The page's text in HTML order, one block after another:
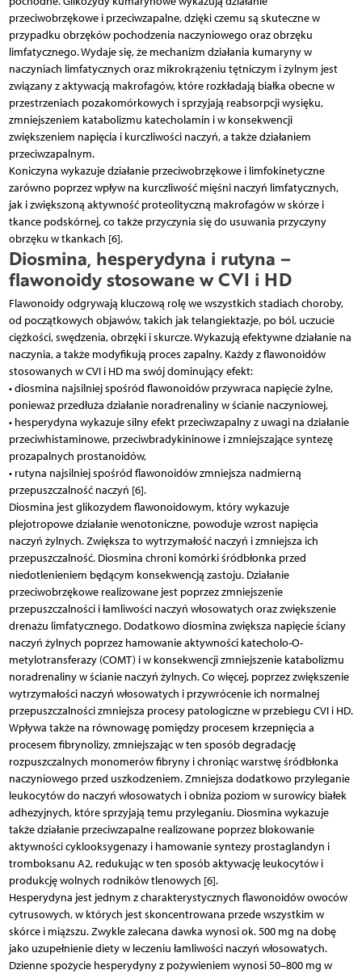
przeciwobrzękowe i przeciwzapalne, dzięki czemu są skuteczne w
przypadku obrzęków pochodzenia naczyniowego oraz obrzęku
limfatycznego. Wydaje się, że mechanizm działania kumaryny w
naczyniach limfatycznych oraz mikrokrążeniu tętniczym i żylnym jest
związany z aktywacją makrofagów, które rozkładają białka obecne w
przestrzeniach pozakomórkowych i sprzyjają reabsorpcji wysięku,
zmniejszeniem katabolizmu katecholamin i w konsekwencji
zwiększeniem napięcia i kurczliwości naczyń, a także działaniem
przeciwzapalnym.
Koniczyna wykazuje działanie przeciwobrzękowe i limfokinetyczne
zarówno poprzez wpływ na kurczliwość mięśni naczyń limfatycznych,
jak i zwiększoną aktywność proteolityczną makrofagów w skórze i
tkance podskórnej, co także przyczynia się do usuwania przyczyny
obrzęku w tkankach [6].
Diosmina, hesperydyna i rutyna –
flawonoidy stosowane w CVI i HD
Flawonoidy odgrywają kluczową rolę we wszystkich stadiach choroby,
od początkowych objawów, takich jak telangiektazje, po ból, uczucie
ciężkości, swędzenia, obrzęki i skurcze. Wykazują efektywne działanie na
naczynia, a także modyfikują proces zapalny. Każdy z flawonoidów
stosowanych w CVI i HD ma swój dominujący efekt:
• diosmina najsilniej spośród flawonoidów przywraca napięcie żylne,
ponieważ przedłuża działanie noradrenaliny w ścianie naczyniowej,
• hesperydyna wykazuje silny efekt przeciwzapalny z uwagi na działanie
przeciwhistaminowe, przeciwbradykininowe i zmniejszające syntezę
prozapalnych prostanoidów,
• rutyna najsilniej spośród flawonoidów zmniejsza nadmierną
przepuszczalność naczyń [6].
Diosmina jest glikozydem flawonoidowym, który wykazuje
plejotropowe działanie wenotoniczne, powoduje wzrost napięcia
naczyń żylnych. Zwiększa to wytrzymałość naczyń i zmniejsza ich
przepuszczalność. Diosmina chroni komórki śródbłonka przed
niedotlenieniem będącym konsekwencją zastoju. Działanie
przeciwobrzękowe realizowane jest poprzez zmniejszenie
przepuszczalności i łamliwości naczyń włosowatych oraz zwiększenie
drenażu limfatycznego. Dodatkowo diosmina zwiększa napięcie ściany
naczyń żylnych poprzez hamowanie aktywności katecholo-O-
metylotransferazy (COMT) i w konsekwencji zmniejszenie katabolizmu
noradrenaliny w ścianie naczyń żylnych. Co więcej, poprzez zwiększenie
wytrzymałości naczyń włosowatych i przywrócenie ich normalnej
przepuszczalności zmniejsza procesy patologiczne w przebiegu CVI i HD.
Wpływa także na równowagę pomiędzy procesem krzepnięcia a
procesem fibrynolizy, zmniejszając w ten sposób degradację
rozpuszczalnych monomerów fibryny i chroniąc warstwę śródbłonka
naczyniowego przed uszkodzeniem. Zmniejsza dodatkowo przyleganie
leukocytów do naczyń włosowatych i obniża poziom w surowicy białek
adhezyjnych, które sprzyjają temu przyleganiu. Diosmina wykazuje
także działanie przeciwzapalne realizowane poprzez blokowanie
aktywności cyklooksygenazy i hamowanie syntezy prostaglandyn i
tromboksanu A2, redukując w ten sposób aktywację leukocytów i
produkcję wolnych rodników tlenowych [6].
Hesperydyna jest jednym z charakterystycznych flawonoidów owoców
cytrusowych, w których jest skoncentrowana przede wszystkim w
skórce i miąższu. Zwykle zalecana dawka wynosi ok. 500 mg na dobę
jako uzupełnienie diety w leczeniu łamliwości naczyń włosowatych.
Dzienne spożycie hesperydyny z pożywieniem wynosi 50–800 mg w